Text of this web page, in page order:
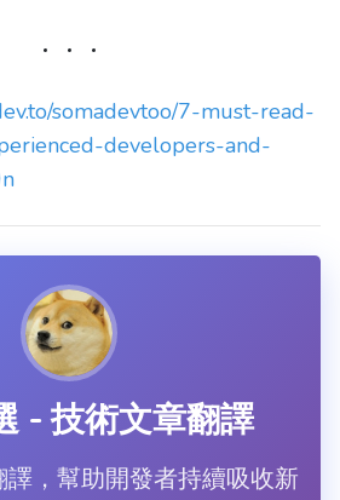
somadevtoo/7-must-read-
developers-and-
- 技術文章翻譯
，幫助開發者持續吸收新